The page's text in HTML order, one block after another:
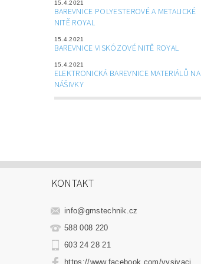
15.4.2021
BAREVNICE POLYESTEROVÉ A METALICKÉ
NITĚ ROYAL
15.4.2021
BAREVNICE VISKÓZOVÉ NITĚ ROYAL
15.4.2021
ELEKTRONICKÁ BAREVNICE MATERIÁLŮ NA
NÁŠIVKY
KONTAKT
info@gmstechnik.cz
588 008 220
603 24 28 21
https://www.facebook.com/vysivaci